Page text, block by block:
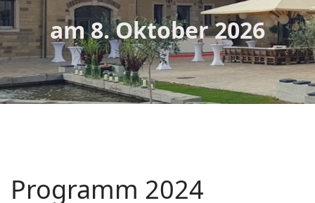
am 8. Oktober 2026
Programm 2024